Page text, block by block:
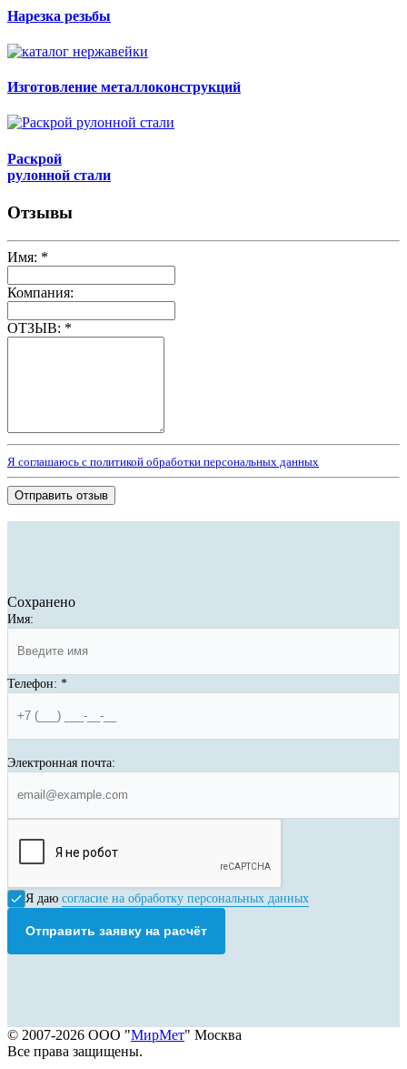
Нарезка резьбы
Изготовление металлоконструкций
Раскрой
рулонной стали
Отзывы
Имя: *
Компания:
ОТЗЫВ: *
Я соглашаюсь с политикой обработки персональных данных
Отправить отзыв
Сохранено
Имя:
Телефон: *
Электронная почта:
Я даю согласие на обработку персональных данных
Отправить заявку на расчёт
© 2007-2026 ООО "МирМет" Москва
Все права защищены.